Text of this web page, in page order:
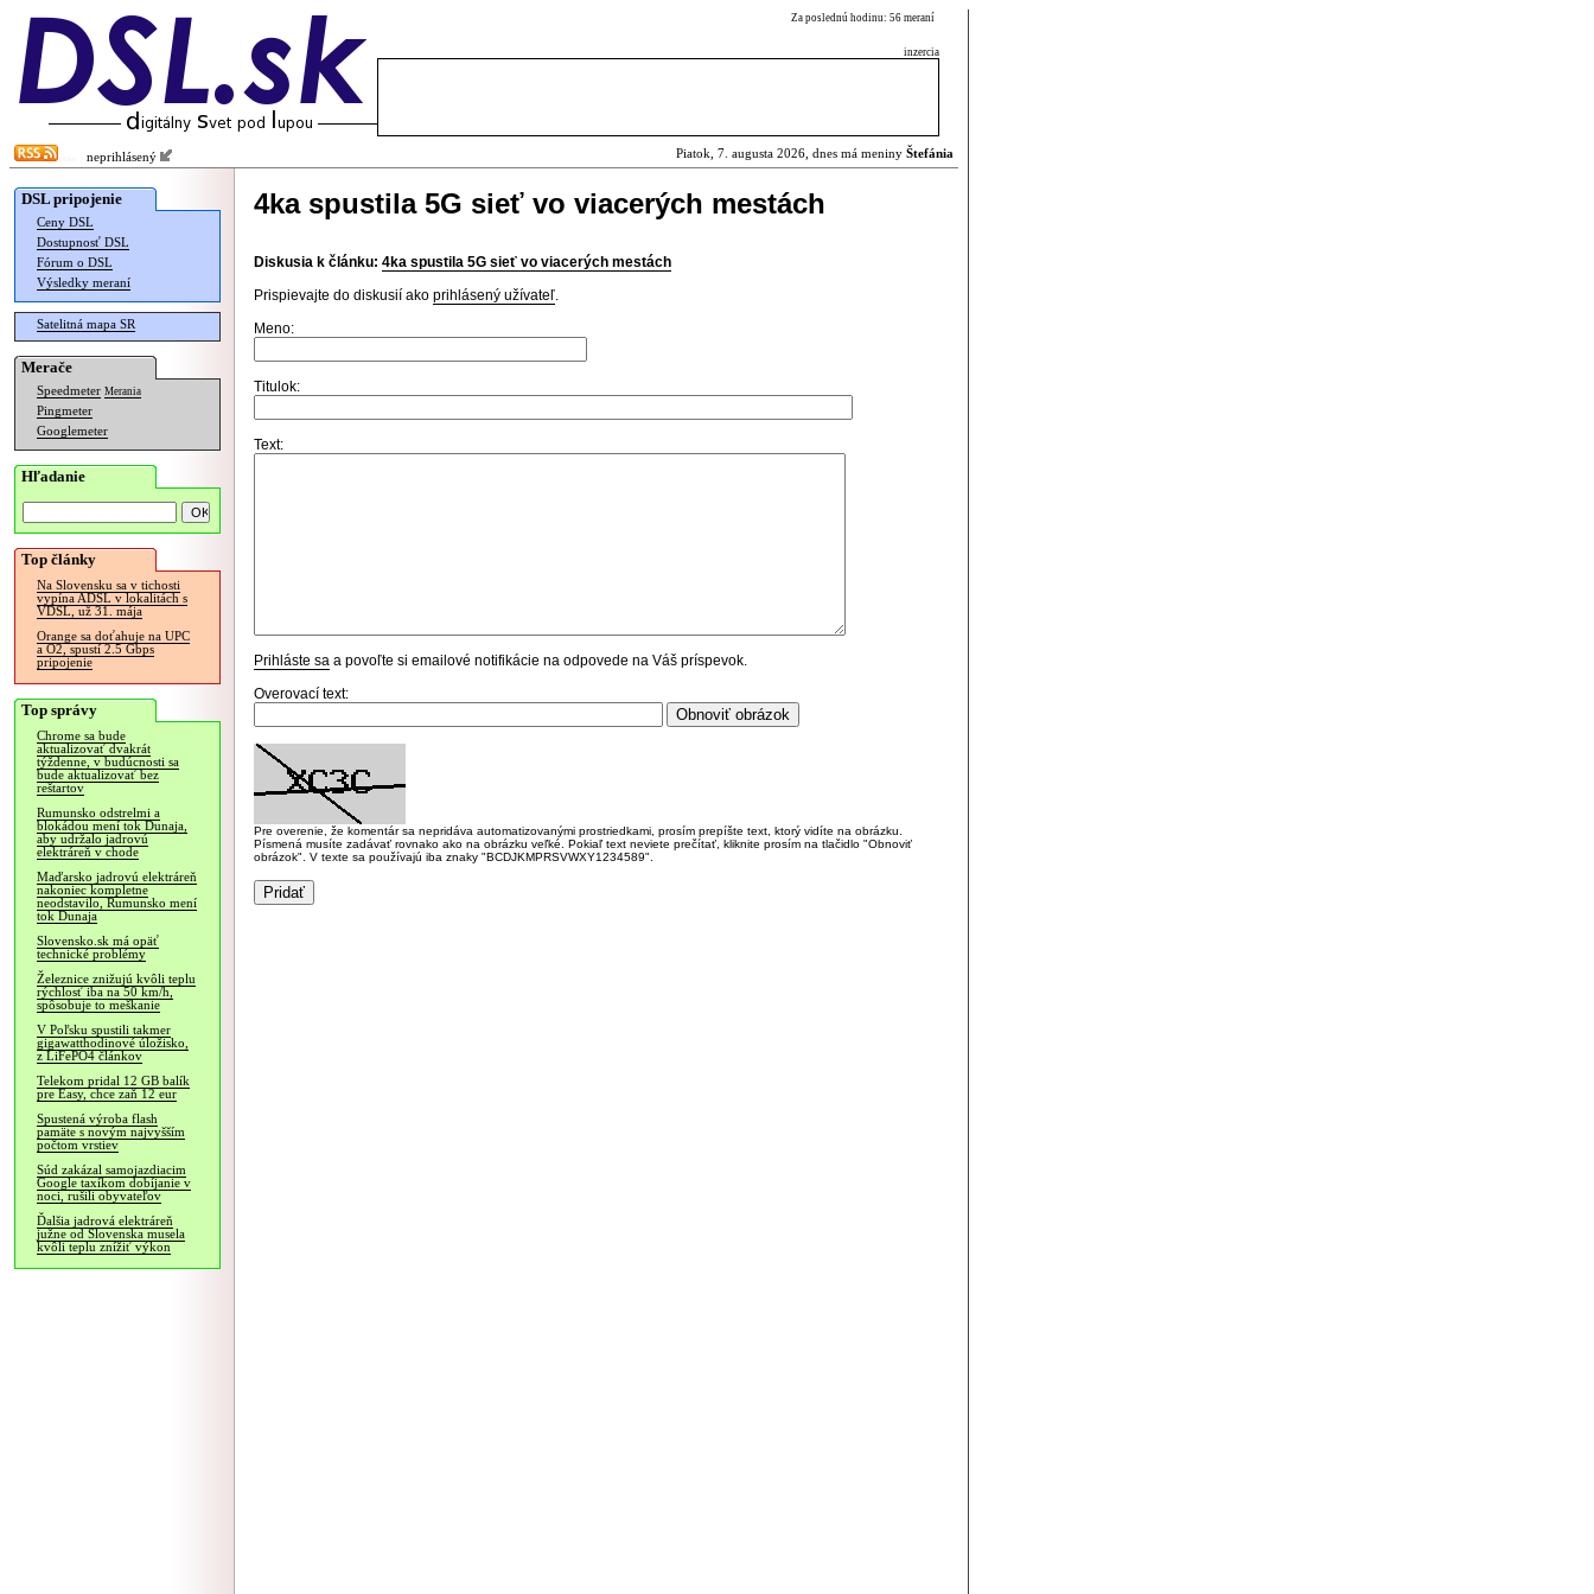
Za poslednú hodinu: 56 meraní
inzercia
neprihlásený Piatok, 7. augusta 2026, dnes má meniny Štefánia
DSL pripojenie
Ceny DSL
Dostupnosť DSL
Fórum o DSL
Výsledky meraní
Satelitná mapa SR
Merače
Speedmeter Merania
Pingmeter
Googlemeter
Hľadanie
Top články
Na Slovensku sa v tichosti
vypína ADSL v lokalitách s
VDSL, už 31. mája
Orange sa doťahuje na UPC
a O2, spustí 2.5 Gbps
pripojenie
Top správy
Chrome sa bude
aktualizovať dvakrát
týždenne, v budúcnosti sa
bude aktualizovať bez
reštartov
Rumunsko odstrelmi a
blokádou mení tok Dunaja,
aby udržalo jadrovú
elektráreň v chode
Maďarsko jadrovú elektráreň
nakoniec kompletne
neodstavilo, Rumunsko mení
tok Dunaja
Slovensko.sk má opäť
technické problémy
Železnice znižujú kvôli teplu
rýchlosť iba na 50 km/h,
spôsobuje to meškanie
V Poľsku spustili takmer
gigawatthodinové úložisko,
z LiFePO4 článkov
Telekom pridal 12 GB balík
pre Easy, chce zaň 12 eur
Spustená výroba flash
pamäte s novým najvyšším
počtom vrstiev
Súd zakázal samojazdiacim
Google taxíkom dobíjanie v
noci, rušili obyvateľov
Ďalšia jadrová elektráreň
južne od Slovenska musela
kvôli teplu znížiť výkon
4ka spustila 5G sieť vo viacerých mestách
Diskusia k článku: 4ka spustila 5G sieť vo viacerých mestách
Prispievajte do diskusií ako prihlásený užívateľ.
Meno:
Titulok:
Text:
Prihláste sa a povoľte si emailové notifikácie na odpovede na Váš príspevok.
Overovací text:
Pre overenie, že komentár sa nepridáva automatizovanými prostriedkami, prosím prepíšte text, ktorý vidíte na obrázku.
Písmená musíte zadávať rovnako ako na obrázku veľké. Pokiaľ text neviete prečítať, kliknite prosím na tlačidlo "Obnoviť
obrázok". V texte sa používajú iba znaky "BCDJKMPRSVWXY1234589".